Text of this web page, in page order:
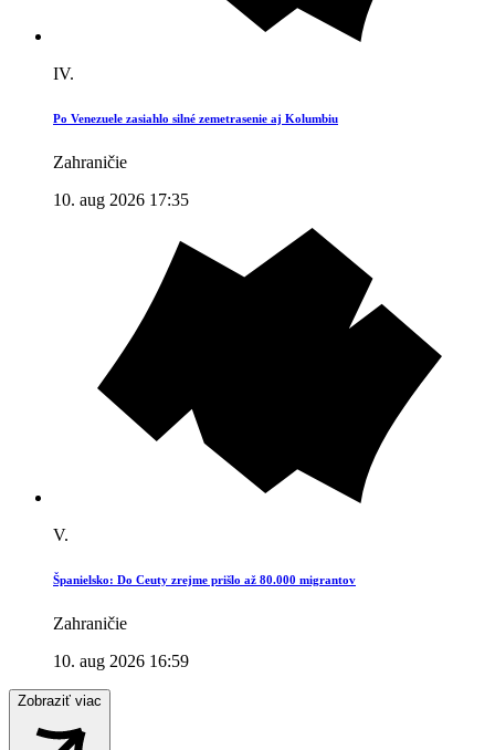
IV.
Po Venezuele zasiahlo silné zemetrasenie aj Kolumbiu
Zahraničie
10. aug 2026 17:35
V.
Španielsko: Do Ceuty zrejme prišlo až 80.000 migrantov
Zahraničie
10. aug 2026 16:59
Zobraziť viac